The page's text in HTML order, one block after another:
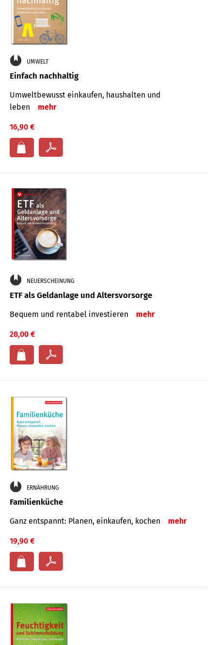
UMWELT
Einfach nachhaltig
Umweltbewusst einkaufen, haushalten und
leben
mehr
16,90 €
NEUERSCHEINUNG
ETF als Geldanlage und Altersvorsorge
Bequem und rentabel investieren mehr
28,00 €
ERNÄHRUNG
Familienküche
Ganz entspannt: Planen, einkaufen, kochen mehr
19,90 €